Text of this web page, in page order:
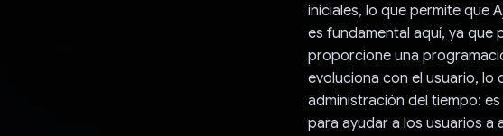
iniciales, lo que permite que
es fundamental aquí, ya
proporcione una
evoluciona con el usuario, lo
administración del tiempo:
para ayudar a los usuarios a